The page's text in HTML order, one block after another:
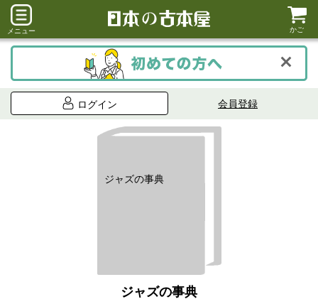
メニュー かご
ログイン 会員登録
ジャズの事典
ジャズの事典